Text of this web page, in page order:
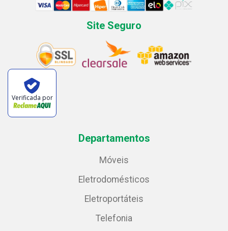
Site Seguro
Verificada por
Departamentos
Móveis
Eletrodomésticos
Eletroportáteis
Telefonia